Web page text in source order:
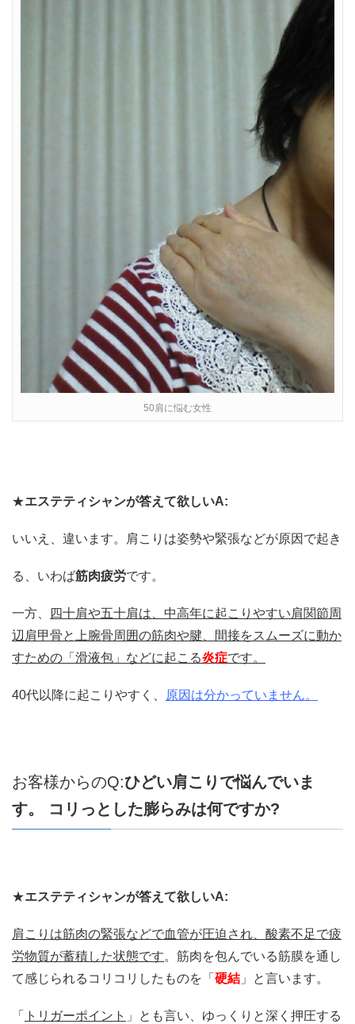
50肩に悩む女性
★エステティシャンが答えて欲しいA:
いいえ、違います。肩こりは姿勢や緊張などが原因で起き
る、いわば筋肉疲労です。
一方、
四十肩や五十肩は、中高年に起こりやすい肩関節周
辺肩甲骨と上腕骨周囲の筋肉や腱、間接をスムーズに動か
すための「滑液包」などに起こる炎症です。
40代以降に起こりやすく、 原因は分かっていません。
お客様からのQ:ひどい肩こりで悩んでいま
す。
コリっとした膨らみは何ですか?
★エステティシャンが答えて欲しいA:
肩こりは筋肉の緊張などで血管が圧迫され、酸素不足で疲
労物質が蓄積した状態です。筋肉を包んでいる筋膜を通し
て感じられるコリコリしたものを「 硬結 」と言います。
「 トリガーポイント 」とも言い、ゆっくりと深く押圧する